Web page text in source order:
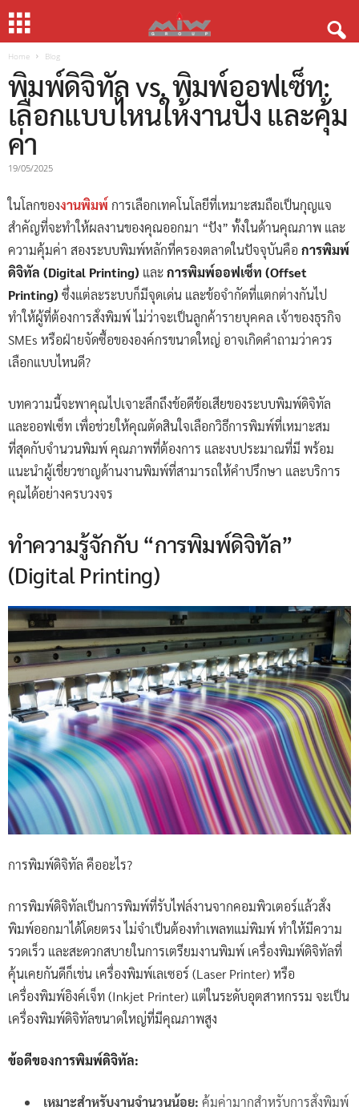
Home Blog
พิมพ์ดิจิทัล vs. พิมพ์ออฟเซ็ท:
เลือกแบบไหนให้งานปัง และคุ้ม
ค่า
19/05/2025
ในโลกของงานพิมพ์ การเลือกเทคโนโลยีที่เหมาะสมถือเป็นกุญแจ
สำคัญที่จะทำให้ผลงานของคุณออกมา “ปัง” ทั้งในด้านคุณภาพ และ
ความคุ้มค่า สองระบบพิมพ์หลักที่ครองตลาดในปัจจุบันคือ การพิมพ์
ดิจิทัล (Digital Printing) และการพิมพ์ออฟเซ็ท (Offset
Printing) ซึ่งแต่ละระบบก็มีจุดเด่น และข้อจำกัดที่แตกต่างกันไป
ทำให้ผู้ที่ต้องการสั่งพิมพ์ ไม่ว่าจะเป็นลูกค้ารายบุคคล เจ้าของธุรกิจ
SMEs หรือฝ่ายจัดซื้อขององค์กรขนาดใหญ่ อาจเกิดคำถามว่าควร
เลือกแบบไหนดี?
บทความนี้จะพาคุณไปเจาะลึกถึงข้อดีข้อเสียของระบบพิมพ์ดิจิทัล
และออฟเซ็ท เพื่อช่วยให้คุณตัดสินใจเลือกวิธีการพิมพ์ที่เหมาะสม
ที่สุดกับจำนวนพิมพ์ คุณภาพที่ต้องการ และงบประมาณที่มี พร้อม
แนะนำผู้เชี่ยวชาญด้านงานพิมพ์ที่สามารถให้คำปรึกษา และบริการ
คุณได้อย่างครบวงจร
ทำความรู้จักกับ “การพิมพ์ดิจิทัล”
(Digital Printing)
การพิมพ์ดิจิทัล คืออะไร?
การพิมพ์ดิจิทัลเป็นการพิมพ์ที่รับไฟล์งานจากคอมพิวเตอร์แล้วสั่ง
พิมพ์ออกมาได้โดยตรง ไม่จำเป็นต้องทำเพลทแม่พิมพ์ ทำให้มีความ
รวดเร็ว และสะดวกสบายในการเตรียมงานพิมพ์ เครื่องพิมพ์ดิจิทัลที่
คุ้นเคยกันดีก็เช่น เครื่องพิมพ์เลเซอร์ (Laser Printer) หรือ
เครื่องพิมพ์อิงค์เจ็ท (Inkjet Printer) แต่ในระดับอุตสาหกรรม จะเป็น
เครื่องพิมพ์ดิจิทัลขนาดใหญ่ที่มีคุณภาพสูง
ข้อดีของการพิมพ์ดิจิทัล:
เหมาะสำหรับงานจำนวนน้อย: คุ้มค่ามากสำหรับการสั่งพิมพ์